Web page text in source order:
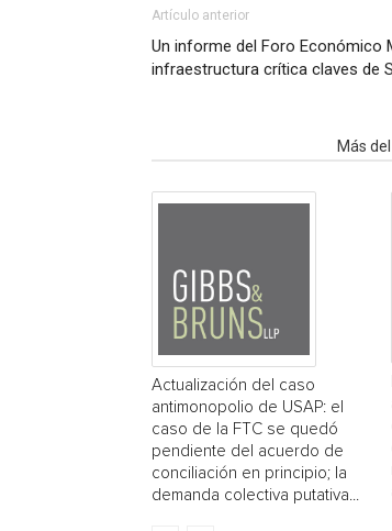
Artículo anterior
Un informe del Foro Económico
infraestructura crítica claves de
Más
Actualización del caso
antimonopolio de USAP: el
caso de la FTC se quedó
pendiente del acuerdo de
conciliación en principio; la
demanda colectiva putativa...